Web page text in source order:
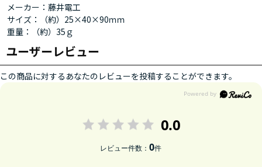
メーカー：藤井電工
サイズ：（約）25×40×90ｍｍ
重量：（約）35ｇ
ユーザーレビュー
この商品に対するあなたのレビューを投稿することができます。
0.0
レビュー件数：0件